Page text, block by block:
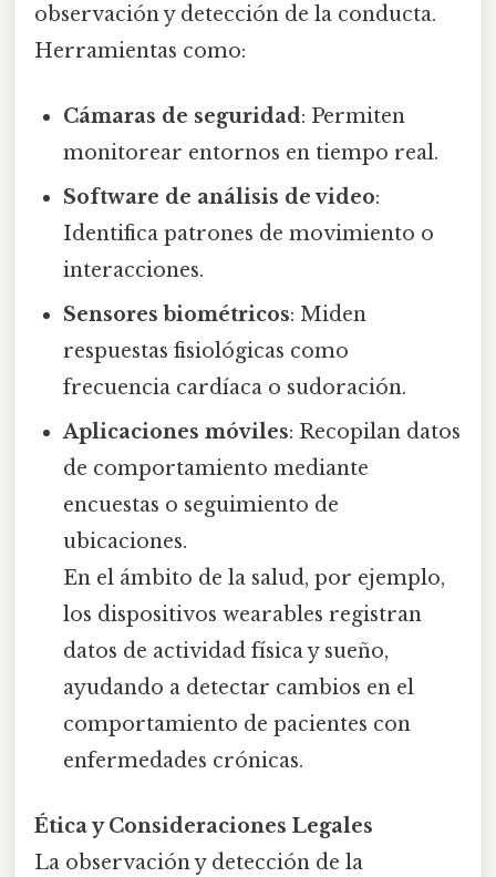
observación y detección de la conducta.
Herramientas como:
Cámaras de seguridad: Permiten
monitorear entornos en tiempo real.
Software de análisis de video:
Identifica patrones de movimiento o
interacciones.
Sensores biométricos: Miden
respuestas fisiológicas como
frecuencia cardíaca o sudoración.
Aplicaciones móviles: Recopilan datos
de comportamiento mediante
encuestas o seguimiento de
ubicaciones.
En el ámbito de la salud, por ejemplo,
los dispositivos wearables registran
datos de actividad física y sueño,
ayudando a detectar cambios en el
comportamiento de pacientes con
enfermedades crónicas.
Ética y Consideraciones Legales
La observación y detección de la